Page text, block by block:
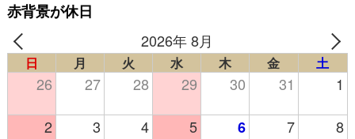
赤背景が休日
2026年 8月
日 月 火 水 木 金 土
26 27 28 29 30 31 1
2 3 4 5 6 7 8